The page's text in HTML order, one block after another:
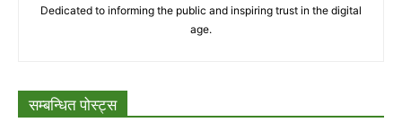
Dedicated to informing the public and inspiring trust in the digital
age.
सम्बन्धित पोस्ट्स